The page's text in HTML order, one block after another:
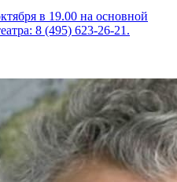
в 19.00 на основной
8 (495) 623-26-21.